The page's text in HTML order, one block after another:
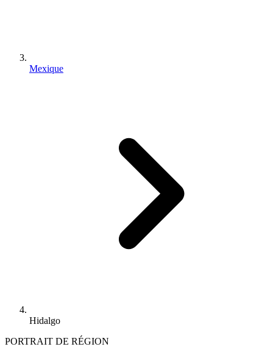
Mexique
Hidalgo
PORTRAIT DE RÉGION